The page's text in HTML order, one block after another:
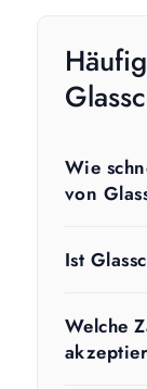
Wie
von
Ist
Welche